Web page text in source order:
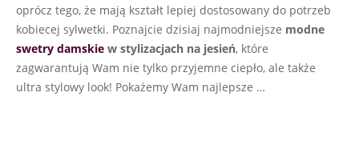
oprócz tego, że mają kształt lepiej dostosowany do potrzeb
kobiecej sylwetki. Poznajcie dzisiaj najmodniejsze modne
swetry damskie w stylizacjach na jesień, które
zagwarantują Wam nie tylko przyjemne ciepło, ale także
ultra stylowy look! Pokażemy Wam najlepsze …